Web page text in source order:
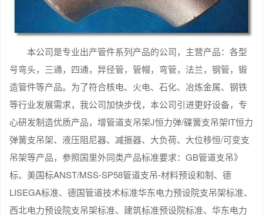
本公司是专业出产管件系列产品的公司，主营产品：各型
号弯头，三通，四通，异径管，管帽，弯管，法兰，钢管，锻
造管件等产品。为了符合核电、火电、石化、冶炼金属、钢铁
等行业发展需求，我公司加快步伐，本公司引进更好设备，专
心研发制造优质产品，增管道支吊架J恒力弹/碟簧支吊架IT恒力
弹簧支吊架、液压阻尼器、减振器、大负荷、大位移恒/可变支
吊架等产品，参照国里外同类产品标准要求：GB管道支吊》
标、美国标ANST/MSS-SP58管道支吊-材料预设和制、德
LISEGA标准、德国管道技术标准华东电力预设院支吊架标准、
西北电力预设院支吊架标准、建筑标准预设院标准、华东电力